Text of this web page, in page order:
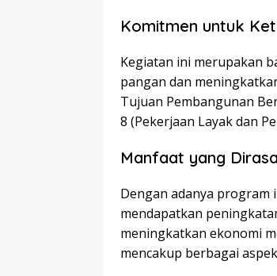
Komitmen untuk
Kegiatan ini merupakan
pangan dan
Tujuan Pembangunan
8 (Pekerjaan Layak dan
Manfaat yang
Dengan adanya program
mendapatkan
meningkatkan ekonomi
mencakup berbagai